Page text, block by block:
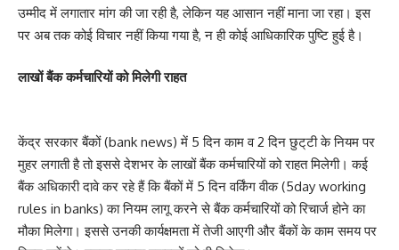
उम्मीद में लगातार मांग की जा रही है, लेकिन यह आसान नहीं माना जा रहा। इस
पर अब तक कोई विचार नहीं किया गया है, न ही कोई आधिकारिक पुष्टि हुई है।
लाखों बैंक कर्मचारियों को मिलेगी राहत
केंद्र सरकार बैंकों (bank news) में 5 दिन काम व 2 दिन छुट्‌टी के नियम पर
मुहर लगाती है तो इससे देशभर के लाखों बैंक कर्मचारियों को राहत मिलेगी। कई
बैंक अधिकारी दावे कर रहे हैं कि बैंकों में 5 दिन वर्किंग वीक (5day working
rules in banks) का नियम लागू करने से बैंक कर्मचारियों को रिचार्ज होने का
मौका मिलेगा। इससे उनकी कार्यक्षमता में तेजी आएगी और बैंकों के काम समय पर